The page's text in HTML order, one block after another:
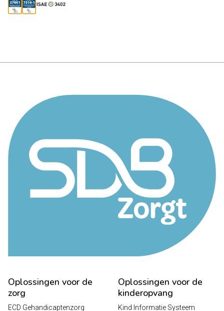
Oplossingen voor de
zorg
ECD Gehandicaptenzorg
Oplossingen voor de
kinderopvang
Kind Informatie Systeem